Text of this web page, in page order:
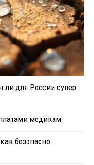
ли для России супер
медикам
безопасно